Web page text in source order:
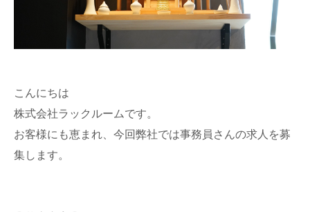
こんにちは
株式会社ラックルームです。
お客様にも恵まれ、今回弊社では事務員さんの求人を募
集します。